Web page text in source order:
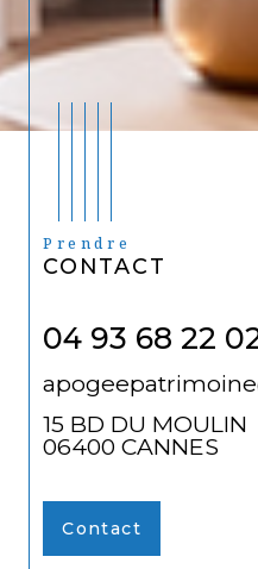
Prendre
CONTACT
04 93 68 22
15 BD DU MOULIN
06400 CANNES
Contact